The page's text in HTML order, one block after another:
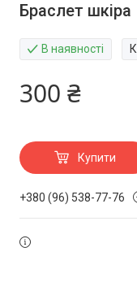
Браслет шкіра
В наявності
300 ₴
Купити
+380 (96) 538-77-76